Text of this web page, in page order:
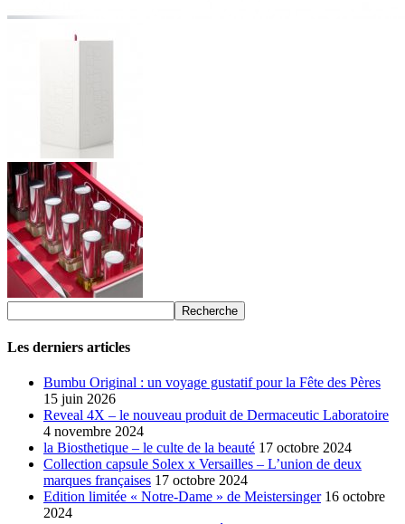
Les derniers articles
Bumbu Original : un voyage gustatif pour la Fête des Pères
15 juin 2026
Reveal 4X – le nouveau produit de Dermaceutic Laboratoire
4 novembre 2024
la Biosthetique – le culte de la beauté 17 octobre 2024
Collection capsule Solex x Versailles – L’union de deux
marques françaises 17 octobre 2024
Edition limitée « Notre-Dame » de Meistersinger 16 octobre
2024